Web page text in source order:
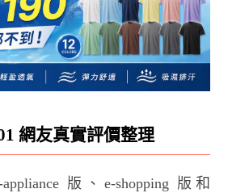
網友真實評價整理
版、e-shopping 版和